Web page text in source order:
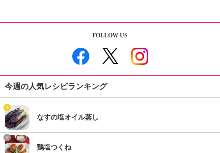
FOLLOW US
今週の人気レシピランキング
1
なすの塩オイル蒸し
2
鶏塩つくね